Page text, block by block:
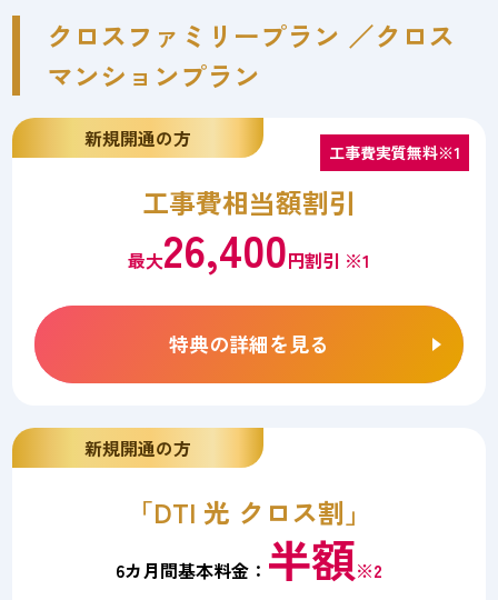
クロスファミリープラン ／クロス
マンションプラン
新規開通の方
工事費実質無料※1
工事費相当額割引
最大26,400円割引 ※1
特典の詳細を見る
新規開通の方
「DTI 光 クロス割」
6カ月間基本料金： 半額※2